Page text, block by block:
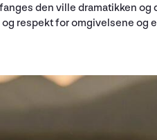
den ville dramatikken
respekt for omgivelsene og